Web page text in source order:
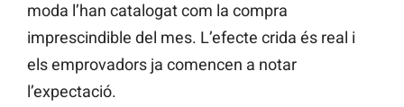
moda l’han catalogat com la compra
imprescindible del mes. L’efecte crida és real i
els emprovadors ja comencen a notar
l’expectació.